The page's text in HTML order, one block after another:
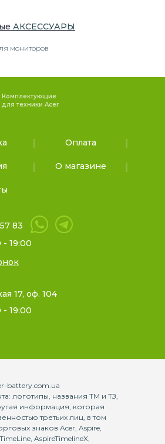
АКСЕССУАРЫ
мониторов
Комплектующие
для техники Acer
Оплата
О магазине
83
- 19:00
17, оф. 104
- 19:00
battery.com.ua
логотипы, названия ТМ и ТЗ,
информация, которая
третьих лиц, в том
знаков Acer, Aspire,
AspireTimelineX,